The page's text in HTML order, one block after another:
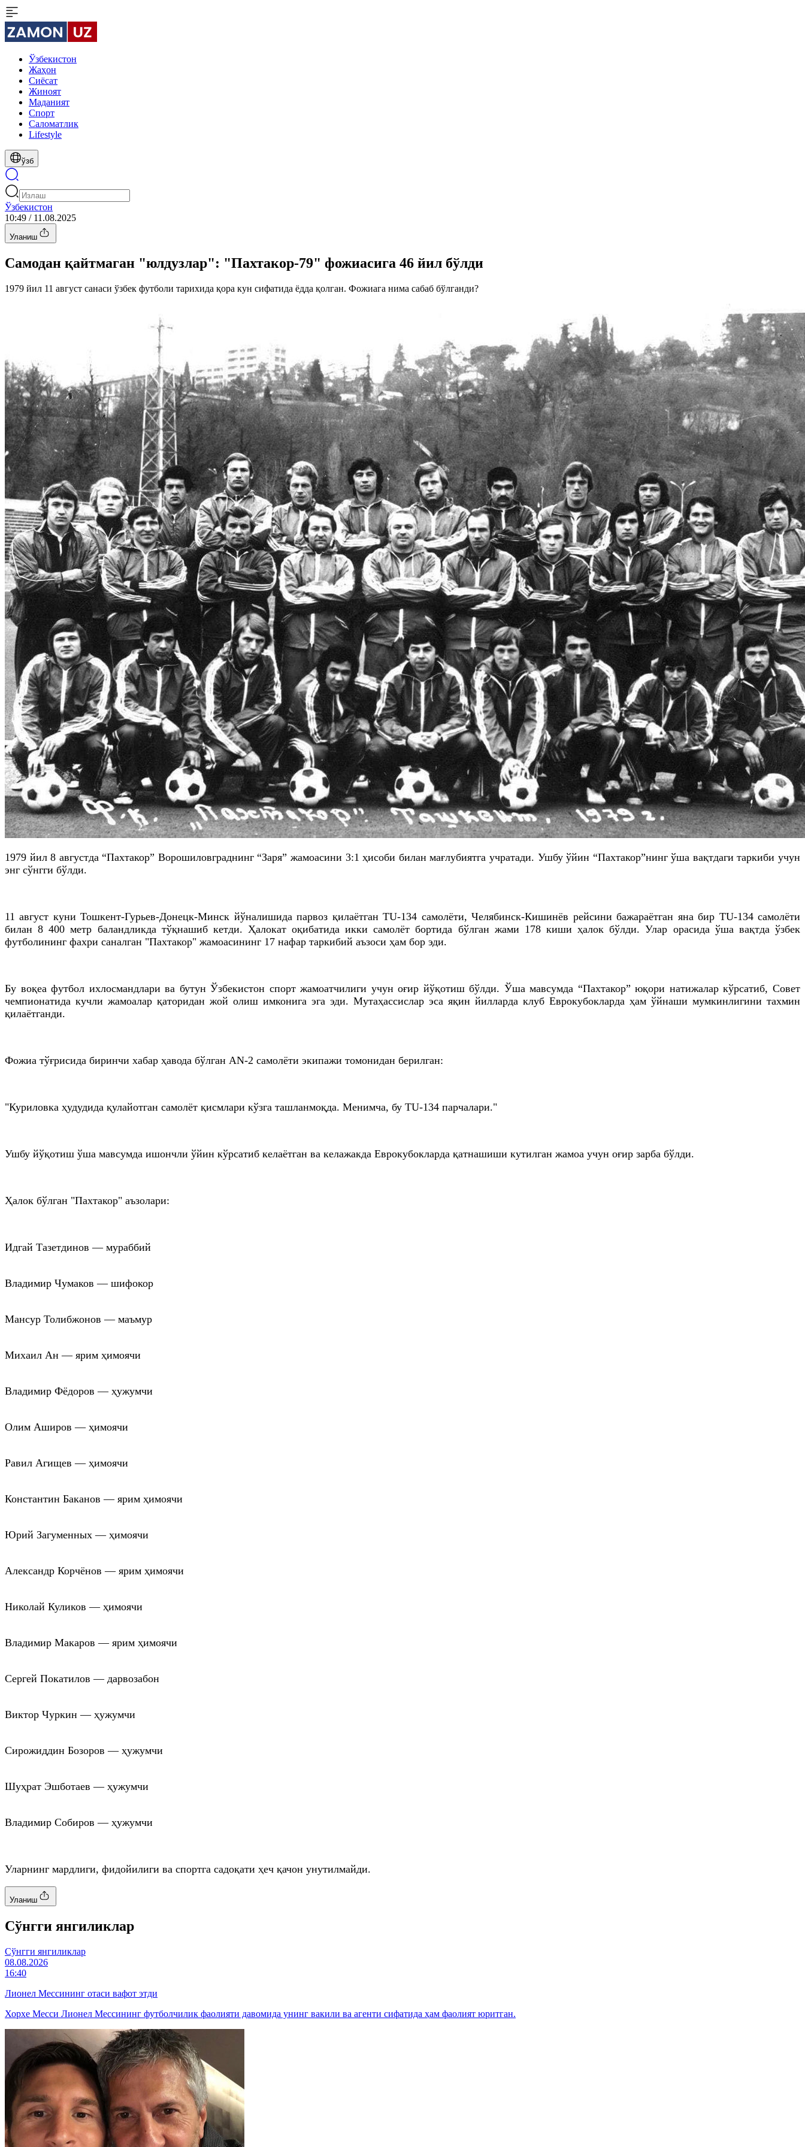
Ўзбекистон
Жаҳон
Сиёсат
Жиноят
Маданият
Спорт
Cаломатлик
Lifestyle
ўзб
Ўзбекистон
10:49 / 11.08.2025
Уланиш
Самодан қайтмаган "юлдузлар": "Пахтакор-79" фожиасига 46 йил бўлди
1979 йил 11 август санаси ўзбек футболи тарихида қора кун сифатида ёдда қолган. Фожиага нима сабаб бўлганди?
1979 йил 8 августда “Пахтакор” Ворошиловграднинг “Заря” жамоасини 3:1 ҳисоби билан мағлубиятга учратади. Ушбу ўйин “Пахтакор”нинг ўша вақтдаги таркиби учун
энг сўнгги бўлди.
11 август куни Тошкент-Гурьев-Донецк-Минск йўналишида парвоз қилаётган TU-134 самолёти, Челябинск-Кишинёв рейсини бажараётган яна бир TU-134 самолёти
билан 8 400 метр баландликда тўқнашиб кетди. Ҳалокат оқибатида икки самолёт бортида бўлган жами 178 киши ҳалок бўлди. Улар орасида ўша вақтда ўзбек
футболининг фахри саналган "Пахтакор" жамоасининг 17 нафар таркибий аъзоси ҳам бор эди.
Бу воқеа футбол ихлосмандлари ва бутун Ўзбекистон спорт жамоатчилиги учун оғир йўқотиш бўлди. Ўша мавсумда “Пахтакор” юқори натижалар кўрсатиб, Совет
чемпионатида кучли жамоалар қаторидан жой олиш имконига эга эди. Мутаҳассислар эса яқин йилларда клуб Еврокубокларда ҳам ўйнаши мумкинлигини тахмин
қилаётганди.
Фожиа тўғрисида биринчи хабар ҳавода бўлган AN-2 самолёти экипажи томонидан берилган:
"Куриловка ҳудудида қулайотган самолёт қисмлари кўзга ташланмоқда. Менимча, бу TU-134 парчалари."
Ушбу йўқотиш ўша мавсумда ишончли ўйин кўрсатиб келаётган ва келажакда Еврокубокларда қатнашиши кутилган жамоа учун оғир зарба бўлди.
Ҳалок бўлган "Пахтакор" аъзолари:
Идгай Тазетдинов — мураббий
Владимир Чумаков — шифокор
Мансур Толибжонов — маъмур
Михаил Ан — ярим ҳимоячи
Владимир Фёдоров — ҳужумчи
Олим Аширов — ҳимоячи
Равил Агищев — ҳимоячи
Константин Баканов — ярим ҳимоячи
Юрий Загуменных — ҳимоячи
Александр Корчёнов — ярим ҳимоячи
Николай Куликов — ҳимоячи
Владимир Макаров — ярим ҳимоячи
Сергей Покатилов — дарвозабон
Виктор Чуркин — ҳужумчи
Сирожиддин Бозоров — ҳужумчи
Шуҳрат Эшботаев — ҳужумчи
Владимир Собиров — ҳужумчи
Уларнинг мардлиги, фидойилиги ва спортга садоқати ҳеч қачон унутилмайди.
Уланиш
Cўнгги янгиликлар
Cўнгги янгиликлар
08.08.2026
16:40
Лионел Мессининг отаси вафот этди
Хорхе Месси Лионел Мессининг футболчилик фаолияти давомида унинг вакили ва агенти сифатида ҳам фаолият юритган.